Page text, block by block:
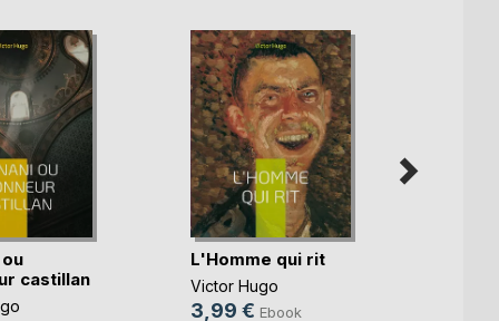
castillan
L'Homme qui rit
Victor Hugo
3,99 € Ebook